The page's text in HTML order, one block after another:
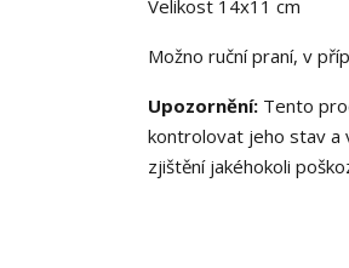
Velikost 14x11 cm
Možno ruční praní, v
Upozornění: Tento
kontrolovat jeho stav a
zjištění jakéhokoli